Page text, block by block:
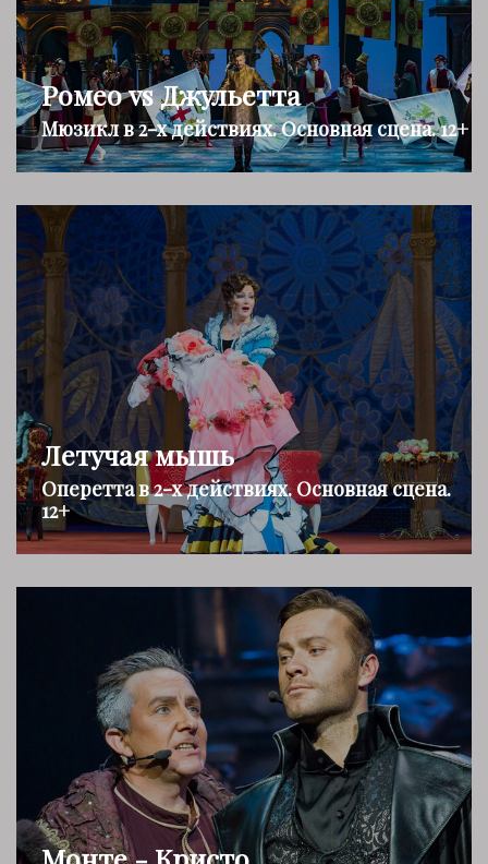
Ромео vs Джульетта
Мюзикл в 2-х действиях. Основная сцена. 12+
Летучая мышь
Оперетта в 2-х действиях. Основная сцена.
12+